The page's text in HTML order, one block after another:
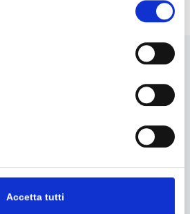
Accetta tutti
Vecchiano (PI)